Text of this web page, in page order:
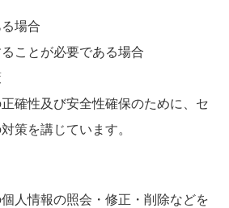
場合
ことが必要である場合
確性及び安全性確保のために、セ
策を講じています。
人情報の照会・修正・削除などを